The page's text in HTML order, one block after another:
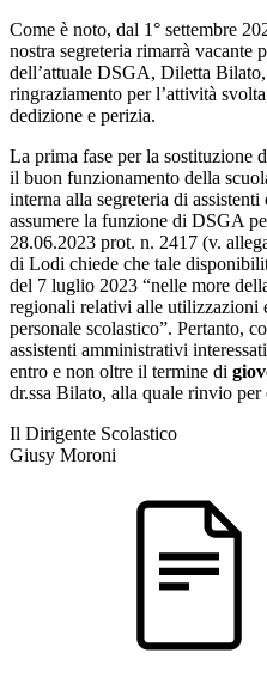
Come è noto, dal 1° settembre
nostra segreteria rimarrà vacante
dell’attuale DSGA, Diletta
ringraziamento per l’attività
dedizione e perizia.
La prima fase per la sostituzione
il buon funzionamento della
interna alla segreteria di
assumere la funzione di DSGA
28.06.2023 prot. n. 2417 (v.
di Lodi chiede che tale
del 7 luglio 2023 “nelle more
regionali relativi alle utilizzazioni
personale scolastico”. Pertanto,
assistenti amministrativi
entro e non oltre il termine di
dr.ssa Bilato, alla quale rinvio
Il Dirigente Scolastico
Giusy Moroni